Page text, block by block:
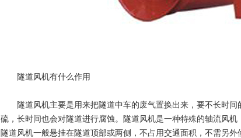
隧道风机有什么作用
隧道风机主要是用来把隧道中车的废气置换出来，要不长时间
硫，长时间也会对隧道进行腐蚀。隧道风机是一种特殊的轴流风
隧道风机一般悬挂在隧道顶部或两侧，不占用交通面积，不需另